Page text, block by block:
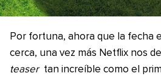
Por fortuna, ahora que la fecha
cerca, una vez más Netflix nos
teaser tan increíble como el